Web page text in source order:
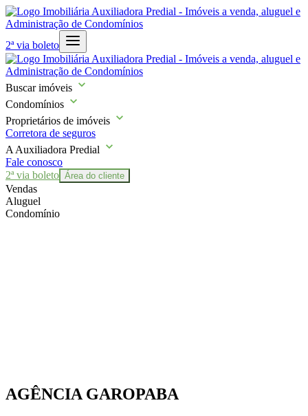
2ª via boleto
Buscar imóveis
Condomínios
Proprietários de imóveis
Corretora de seguros
A Auxiliadora Predial
Fale conosco
2ª via boleto Área do cliente
Vendas
Aluguel
Condomínio
AGÊNCIA GAROPABA